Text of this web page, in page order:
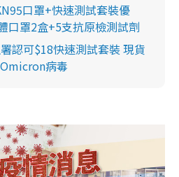
口罩+快速測試套裝優
口罩2盒+5支抗原檢測試劑
認可$18快速測試套裝 現貨
病毒